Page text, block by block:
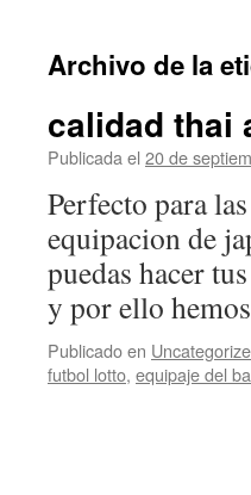
contenido
Archivo de la
calidad thai
Publicada el 20 de
Perfecto para
equipacion de
puedas hacer
y por ello
Publicado en
futbol lotto, equipaje del